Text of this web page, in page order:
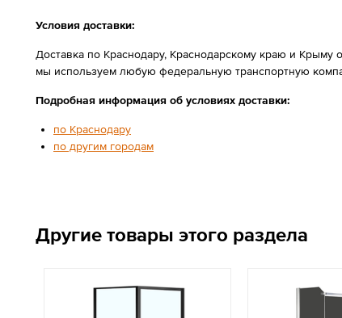
Условия доставки:
Доставка по Краснодару, Краснодарскому краю и Крыму
мы используем любую федеральную транспортную
Подробная информация об условиях доставки:
по Краснодару
по другим городам
Другие товары этого раздела